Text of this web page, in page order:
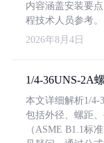
内容涵盖安装要
程技术人员参考。
2026年8月4日
1/4-36UNS-2A
本文详细解析1/4-
包括外径、螺距
（ASME B1.1标